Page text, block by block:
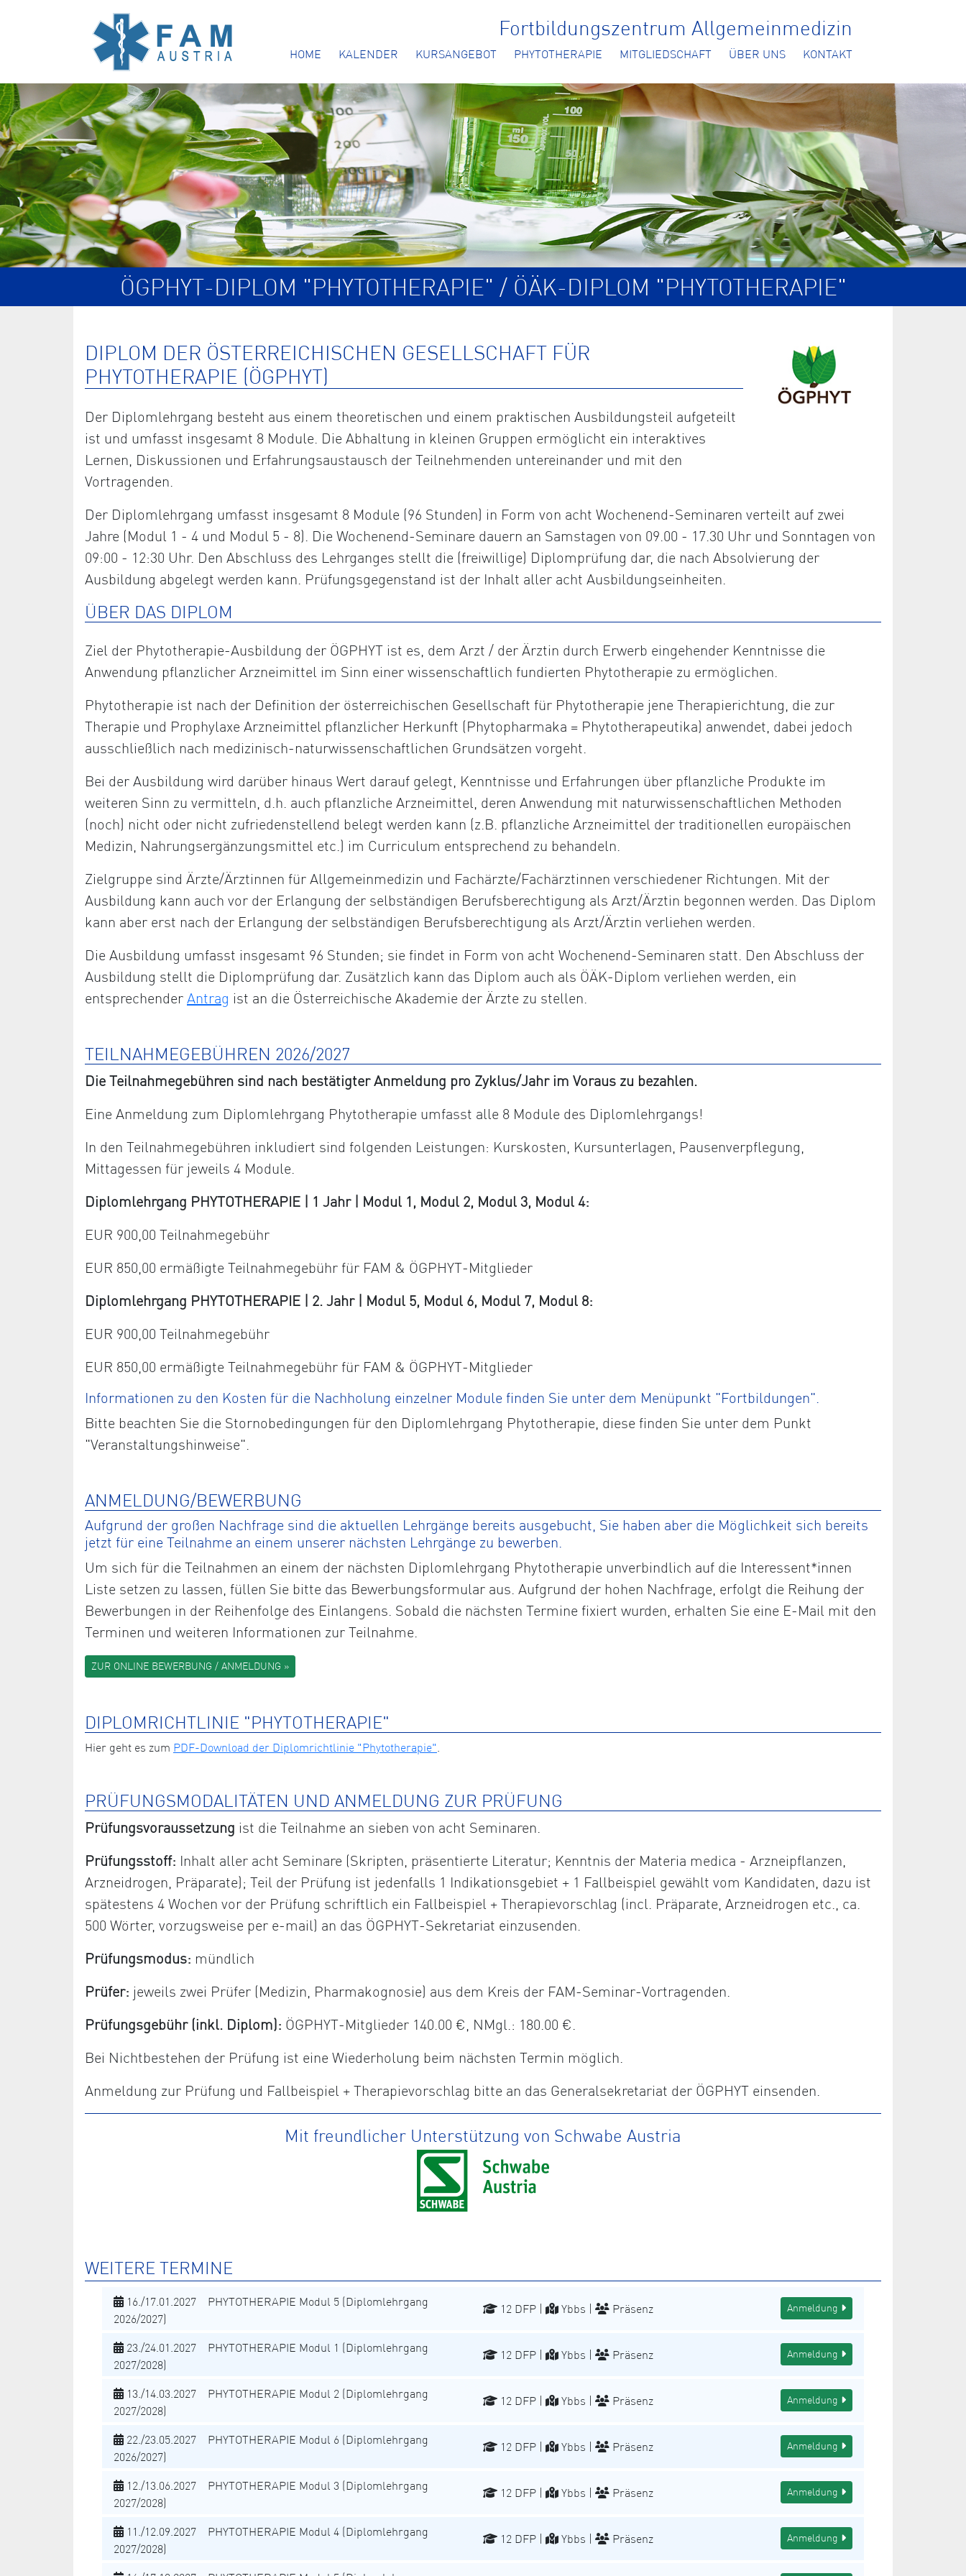
Fortbildungszentrum Allgemeinmedizin
HOME KALENDER KURSANGEBOT PHYTOTHERAPIE MITGLIEDSCHAFT ÜBER UNS KONTAKT
ÖGPHYT-DIPLOM "PHYTOTHERAPIE" / ÖÄK-DIPLOM "PHYTOTHERAPIE"
DIPLOM DER ÖSTERREICHISCHEN GESELLSCHAFT FÜR
PHYTOTHERAPIE (ÖGPHYT)
Der Diplomlehrgang besteht aus einem theoretischen und einem praktischen Ausbildungsteil aufgeteilt
ist und umfasst insgesamt 8 Module. Die Abhaltung in kleinen Gruppen ermöglicht ein interaktives
Lernen, Diskussionen und Erfahrungsaustausch der Teilnehmenden untereinander und mit den
Vortragenden.
Der Diplomlehrgang umfasst insgesamt 8 Module (96 Stunden) in Form von acht Wochenend-Seminaren verteilt auf zwei
Jahre (Modul 1 - 4 und Modul 5 - 8). Die Wochenend-Seminare dauern an Samstagen von 09.00 - 17.30 Uhr und Sonntagen von
09:00 - 12:30 Uhr. Den Abschluss des Lehrganges stellt die (freiwillige) Diplomprüfung dar, die nach Absolvierung der
Ausbildung abgelegt werden kann. Prüfungsgegenstand ist der Inhalt aller acht Ausbildungseinheiten.
ÜBER DAS DIPLOM
Ziel der Phytotherapie-Ausbildung der ÖGPHYT ist es, dem Arzt / der Ärztin durch Erwerb eingehender Kenntnisse die
Anwendung pflanzlicher Arzneimittel im Sinn einer wissenschaftlich fundierten Phytotherapie zu ermöglichen.
Phytotherapie ist nach der Definition der österreichischen Gesellschaft für Phytotherapie jene Therapierichtung, die zur
Therapie und Prophylaxe Arzneimittel pflanzlicher Herkunft (Phytopharmaka = Phytotherapeutika) anwendet, dabei jedoch
ausschließlich nach medizinisch-naturwissenschaftlichen Grundsätzen vorgeht.
Bei der Ausbildung wird darüber hinaus Wert darauf gelegt, Kenntnisse und Erfahrungen über pflanzliche Produkte im
weiteren Sinn zu vermitteln, d.h. auch pflanzliche Arzneimittel, deren Anwendung mit naturwissenschaftlichen Methoden
(noch) nicht oder nicht zufriedenstellend belegt werden kann (z.B. pflanzliche Arzneimittel der traditionellen europäischen
Medizin, Nahrungsergänzungsmittel etc.) im Curriculum entsprechend zu behandeln.
Zielgruppe sind Ärzte/Ärztinnen für Allgemeinmedizin und Fachärzte/Fachärztinnen verschiedener Richtungen. Mit der
Ausbildung kann auch vor der Erlangung der selbständigen Berufsberechtigung als Arzt/Ärztin begonnen werden. Das Diplom
kann aber erst nach der Erlangung der selbständigen Berufsberechtigung als Arzt/Ärztin verliehen werden.
Die Ausbildung umfasst insgesamt 96 Stunden; sie findet in Form von acht Wochenend-Seminaren statt. Den Abschluss der
Ausbildung stellt die Diplomprüfung dar. Zusätzlich kann das Diplom auch als ÖÄK-Diplom verliehen werden, ein
entsprechender Antrag ist an die Österreichische Akademie der Ärzte zu stellen.
TEILNAHMEGEBÜHREN 2026/2027
Die Teilnahmegebühren sind nach bestätigter Anmeldung pro Zyklus/Jahr im Voraus zu bezahlen.
Eine Anmeldung zum Diplomlehrgang Phytotherapie umfasst alle 8 Module des Diplomlehrgangs!
In den Teilnahmegebühren inkludiert sind folgenden Leistungen: Kurskosten, Kursunterlagen, Pausenverpflegung,
Mittagessen für jeweils 4 Module.
Diplomlehrgang PHYTOTHERAPIE | 1 Jahr | Modul 1, Modul 2, Modul 3, Modul 4:
EUR 900,00 Teilnahmegebühr
EUR 850,00 ermäßigte Teilnahmegebühr für FAM & ÖGPHYT-Mitglieder
Diplomlehrgang PHYTOTHERAPIE | 2. Jahr | Modul 5, Modul 6, Modul 7, Modul 8:
EUR 900,00 Teilnahmegebühr
EUR 850,00 ermäßigte Teilnahmegebühr für FAM & ÖGPHYT-Mitglieder
Informationen zu den Kosten für die Nachholung einzelner Module finden Sie unter dem Menüpunkt "Fortbildungen".
Bitte beachten Sie die Stornobedingungen für den Diplomlehrgang Phytotherapie, diese finden Sie unter dem Punkt
"Veranstaltungshinweise".
ANMELDUNG/BEWERBUNG
Aufgrund der großen Nachfrage sind die aktuellen Lehrgänge bereits ausgebucht, Sie haben aber die Möglichkeit sich bereits
jetzt für eine Teilnahme an einem unserer nächsten Lehrgänge zu bewerben.
Um sich für die Teilnahmen an einem der nächsten Diplomlehrgang Phytotherapie unverbindlich auf die Interessent*innen
Liste setzen zu lassen, füllen Sie bitte das Bewerbungsformular aus. Aufgrund der hohen Nachfrage, erfolgt die Reihung der
Bewerbungen in der Reihenfolge des Einlangens. Sobald die nächsten Termine fixiert wurden, erhalten Sie eine E-Mail mit den
Terminen und weiteren Informationen zur Teilnahme.
ZUR ONLINE BEWERBUNG / ANMELDUNG »
DIPLOMRICHTLINIE "PHYTOTHERAPIE"
Hier geht es zum PDF-Download der Diplomrichtlinie "Phytotherapie"
PRÜFUNGSMODALITÄTEN UND ANMELDUNG ZUR PRÜFUNG
Prüfungsvoraussetzung ist die Teilnahme an sieben von acht Seminaren.
Prüfungsstoff: Inhalt aller acht Seminare (Skripten, präsentierte Literatur; Kenntnis der Materia medica - Arzneipflanzen,
Arzneidrogen, Präparate); Teil der Prüfung ist jedenfalls 1 Indikationsgebiet + 1 Fallbeispiel gewählt vom Kandidaten, dazu ist
spätestens 4 Wochen vor der Prüfung schriftlich ein Fallbeispiel + Therapievorschlag (incl. Präparate, Arzneidrogen etc., ca.
500 Wörter, vorzugsweise per e-mail) an das ÖGPHYT-Sekretariat einzusenden.
Prüfungsmodus: mündlich
Prüfer: jeweils zwei Prüfer (Medizin, Pharmakognosie) aus dem Kreis der FAM-Seminar-Vortragenden.
Prüfungsgebühr (inkl. Diplom): ÖGPHYT-Mitglieder 140.00 €, NMgl.: 180.00 €.
Bei Nichtbestehen der Prüfung ist eine Wiederholung beim nächsten Termin möglich.
Anmeldung zur Prüfung und Fallbeispiel + Therapievorschlag bitte an das Generalsekretariat der ÖGPHYT einsenden.
Mit freundlicher Unterstützung von Schwabe Austria
WEITERE TERMINE
16./17.01.2027 PHYTOTHERAPIE Modul 5 (Diplomlehrgang
2026/2027)
12 DFP | Ybbs | Präsenz Anmeldung
23./24.01.2027 PHYTOTHERAPIE Modul 1 (Diplomlehrgang
2027/2028)
12 DFP | Ybbs | Präsenz Anmeldung
13./14.03.2027 PHYTOTHERAPIE Modul 2 (Diplomlehrgang
2027/2028)
12 DFP | Ybbs | Präsenz Anmeldung
22./23.05.2027 PHYTOTHERAPIE Modul 6 (Diplomlehrgang
2026/2027)
12 DFP | Ybbs | Präsenz Anmeldung
12./13.06.2027 PHYTOTHERAPIE Modul 3 (Diplomlehrgang
2027/2028)
12 DFP | Ybbs | Präsenz Anmeldung
11./12.09.2027 PHYTOTHERAPIE Modul 4 (Diplomlehrgang
2027/2028)
12 DFP | Ybbs | Präsenz Anmeldung